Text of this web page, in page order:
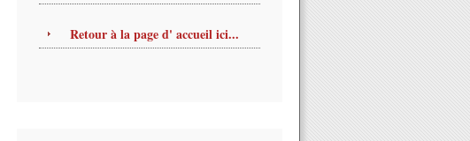
Retour à la page d' accueil ici...